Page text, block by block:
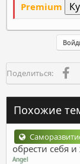
Premium
Поделиться:
Похожие
обрести себя
Angel